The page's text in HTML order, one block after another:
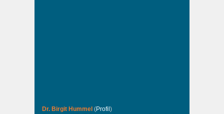
Dr. Birgit Hummel (Profil )